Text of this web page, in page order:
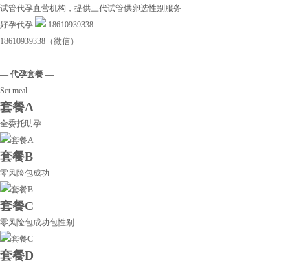
试管代孕直营机构，提供三代试管供卵选性别服务
好孕代孕
18610939338
18610939338（微信）
— 代孕套餐 —
Set meal
套餐A
全委托助孕
套餐B
零风险包成功
套餐C
零风险包成功包性别
套餐D